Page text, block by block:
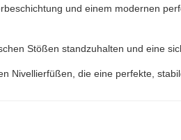
und einem modernen
Stößen standzuhalten und eine
Nivellierfüßen, die eine perfekte,